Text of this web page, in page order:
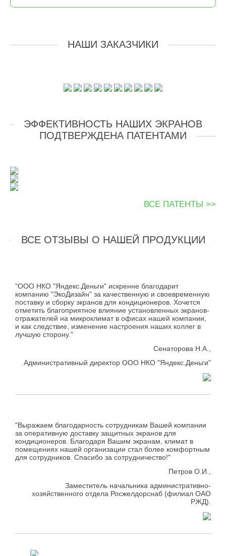
НАШИ ЗАКАЗЧИКИ
ЭФФЕКТИВНОСТЬ НАШИХ ЭКРАНОВ
ПОДТВЕРЖДЕНА ПАТЕНТАМИ
ВСЕ ПАТЕНТЫ >>
ВСЕ ОТЗЫВЫ О НАШЕЙ ПРОДУКЦИИ
"ООО НКО "Яндекс.Деньги" искренне благодарит
компанию "ЭкоДизайн" за качественную и своевременную
поставку и сборку экранов для кондиционеров. Хочется
отметить благоприятное влияние установленных экранов-
отражателей на микроклимат в офисах нашей компании,
и как следствие, изменение настроения наших коллег в
лучшую сторону."
Сенаторова Н.А.,
Административный директор ООО НКО "Яндекс.Деньги"
"Выражаем благодарность сотрудникам Вашей компании
за оперативную доставку защитных экранов для
кондиционеров. Благодаря Вашим экранам, климат в
помещениях нашей организации стал более комфортным
для сотрудников. Спасибо за сотрудничество!"
Петров О.И.,
Заместитель начальника административно-
хозяйственного отдела Росжелдорснаб (филиал ОАО
РЖД).